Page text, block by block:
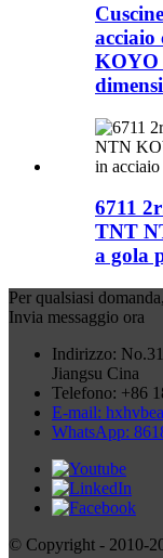
KOYO
6711
TNT
a gola
Per qualsiasi
Invia messaggio ora
Indirizzo:
Jiangsu Cina
Telefono: +86
E-mail:
WhatsApp:
© Copyright - 2010-